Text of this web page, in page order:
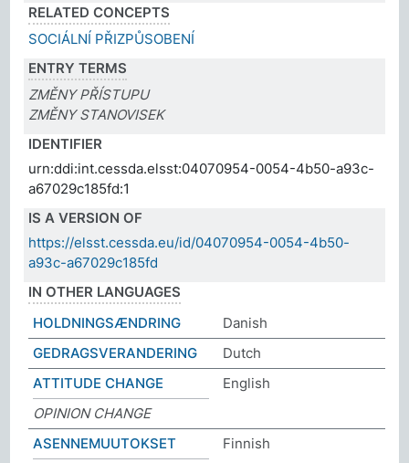
RELATED CONCEPTS
SOCIÁLNÍ PŘIZPŮSOBENÍ
ENTRY TERMS
ZMĚNY PŘÍSTUPU
ZMĚNY STANOVISEK
IDENTIFIER
urn:ddi:int.cessda.elsst:04070954-0054-4b50-a93c-
a67029c185fd:1
IS A VERSION OF
https://elsst.cessda.eu/id/04070954-0054-4b50-
a93c-a67029c185fd
IN OTHER LANGUAGES
HOLDNINGSÆNDRING
Danish
GEDRAGSVERANDERING
Dutch
ATTITUDE CHANGE
English
OPINION CHANGE
ASENNEMUUTOKSET
Finnish